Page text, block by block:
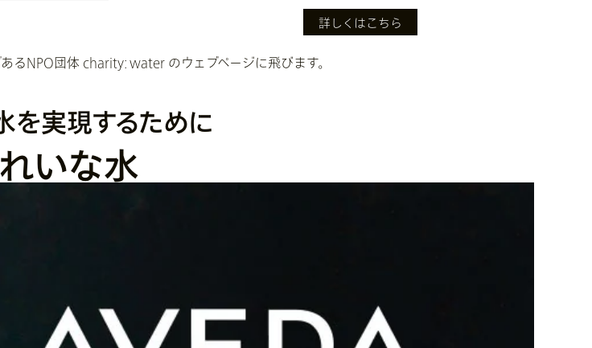
詳しくはこちら
るNPO団体 charity: water のウェブページに飛びます。
を実現するために
いな水